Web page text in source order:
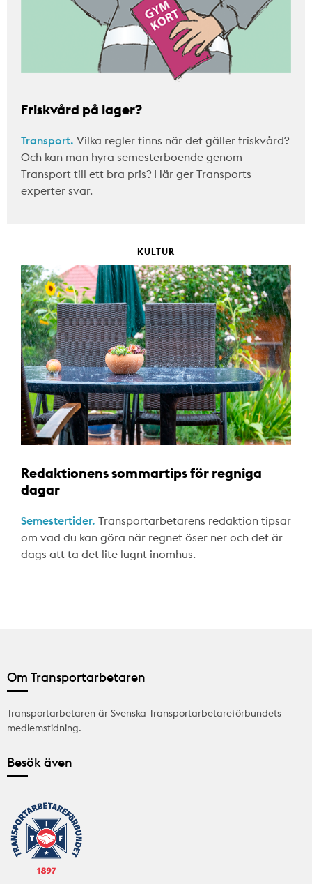
Friskvård på lager?
Transport. Vilka regler finns när det gäller friskvård?
Och kan man hyra semesterboende genom
Transport till ett bra pris? Här ger Transports
experter svar.
KULTUR
Redaktionens sommartips för regniga
dagar
Semestertider. Transportarbetarens redaktion tipsar
om vad du kan göra när regnet öser ner och det är
dags att ta det lite lugnt inomhus.
Om Transportarbetaren
Transportarbetaren är Svenska Transportarbetareförbundets
medlemstidning.
Besök även